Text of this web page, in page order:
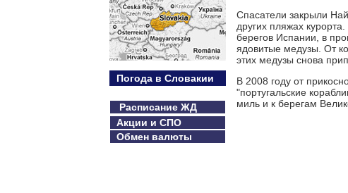
Погода в Словакии
Расписание ЖД
Акции и СПО
Обмен валюты
Спасатели закрыли
других пляжах
берегов Испании, в
ядовитые медузы. От
этих медузы снова
В 2008 году от
"португальские
миль и к берегам